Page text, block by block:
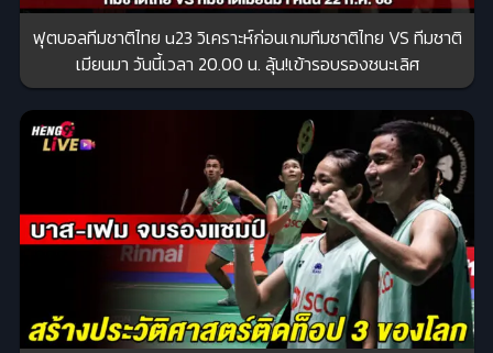
ฟุตบอลทีมชาติไทย u23 วิเคราะห์ก่อนเกมทีมชาติไทย VS ทีมชาติ
เมียนมา วันนี้เวลา 20.00 น. ลุ้น!เข้ารอบรองชนะเลิศ